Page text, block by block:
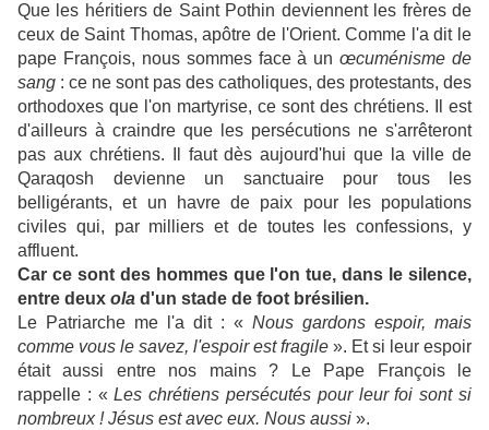
Que les héritiers de Saint Pothin deviennent les frères de
ceux de Saint Thomas, apôtre de l'Orient. Comme l'a dit le
pape François, nous sommes face à unœcuménisme de
sang : ce ne sont pas des catholiques, des protestants, des
orthodoxes que l'on martyrise, ce sont des chrétiens. Il est
d'ailleurs à craindre que les persécutions ne s'arrêteront
pas aux chrétiens. Il faut dès aujourd'hui que la ville de
Qaraqosh devienne un sanctuaire pour tous les
belligérants, et un havre de paix pour les populations
civiles qui, par milliers et de toutes les confessions, y
affluent.
Car ce sont des hommes que l'on tue, dans le silence,
entre deux ola d'un stade de foot brésilien.
Le Patriarche me l'a dit : « Nous gardons espoir, mais
comme vous le savez, l'espoir est fragile ». Et si leur espoir
était aussi entre nos mains ? Le Pape François le
rappelle : «Les chrétiens persécutés pour leur foi sont si
nombreux ! Jésus est avec eux. Nous aussi ».